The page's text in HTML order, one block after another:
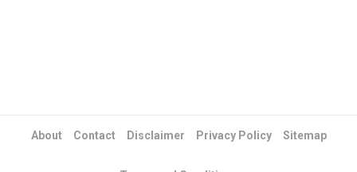
About Contact Disclaimer Privacy Policy Sitemap